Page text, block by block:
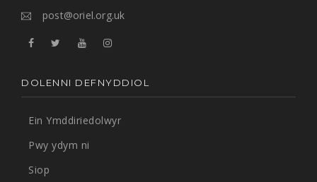
post@oriel.org.uk
DOLENNI DEFNYDDIOL
Ein Ymddiriedolwyr
Pwy ydym ni
Siop